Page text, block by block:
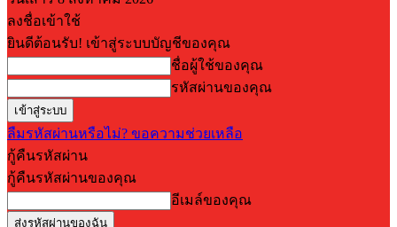
ลงชื่อเข้าใช้
ยินดีต้อนรับ! เข้าสู่ระบบบัญชีของคุณ
ชื่อผู้ใช้ของคุณ
รหัสผ่านของคุณ
ลืมรหัสผ่านหรือไม่? ขอความช่วยเหลือ
กู้คืนรหัสผ่าน
กู้คืนรหัสผ่านของคุณ
อีเมล์ของคุณ